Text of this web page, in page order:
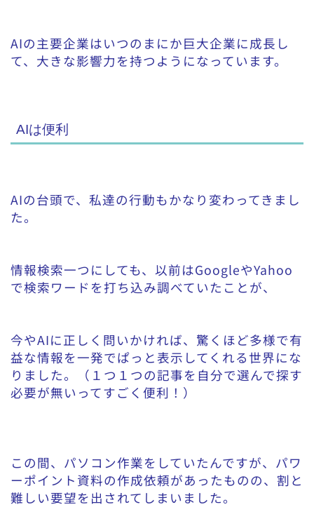
AIの主要企業はいつのまにか巨大企業に成長し
て、大きな影響力を持つようになっています。
AIは便利
AIの台頭で、私達の行動もかなり変わってきまし
た。
情報検索一つにしても、以前はGoogleやYahoo
で検索ワードを打ち込み調べていたことが、
今やAIに正しく問いかければ、驚くほど多様で有
益な情報を一発でぱっと表示してくれる世界にな
りました。（１つ１つの記事を自分で選んで探す
必要が無いってすごく便利！）
この間、パソコン作業をしていたんですが、パワ
ーポイント資料の作成依頼があったものの、割と
難しい要望を出されてしまいました。